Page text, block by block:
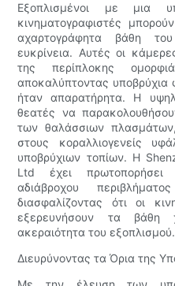
Εξοπλισμένοι με μια
κινηματογραφιστές
αχαρτογράφητα βάθη
ευκρίνεια. Αυτές οι
της περίπλοκης
αποκαλύπτοντας
ήταν απαρατήρητα. Η
θεατές να
των θαλάσσιων
στους κοραλλιογενείς
υποβρύχιων τοπίων. Η
Ltd έχει πρωτοπορήσει
αδιάβροχου
διασφαλίζοντας ότι οι
εξερευνήσουν τα βάθη
ακεραιότητα του εξοπλισμού.
Διευρύνοντας τα Όρια της